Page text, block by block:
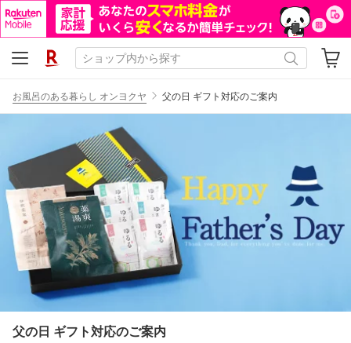
お風呂のある暮らし オンヨクヤ 父の日 ギフト対応のご案内
父の日 ギフト対応のご案内